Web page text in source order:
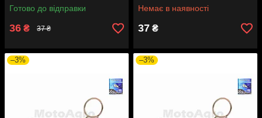
Готово до відправки
36 ₴ 37 ₴
Немає в наявності
37 ₴
–3% –3%